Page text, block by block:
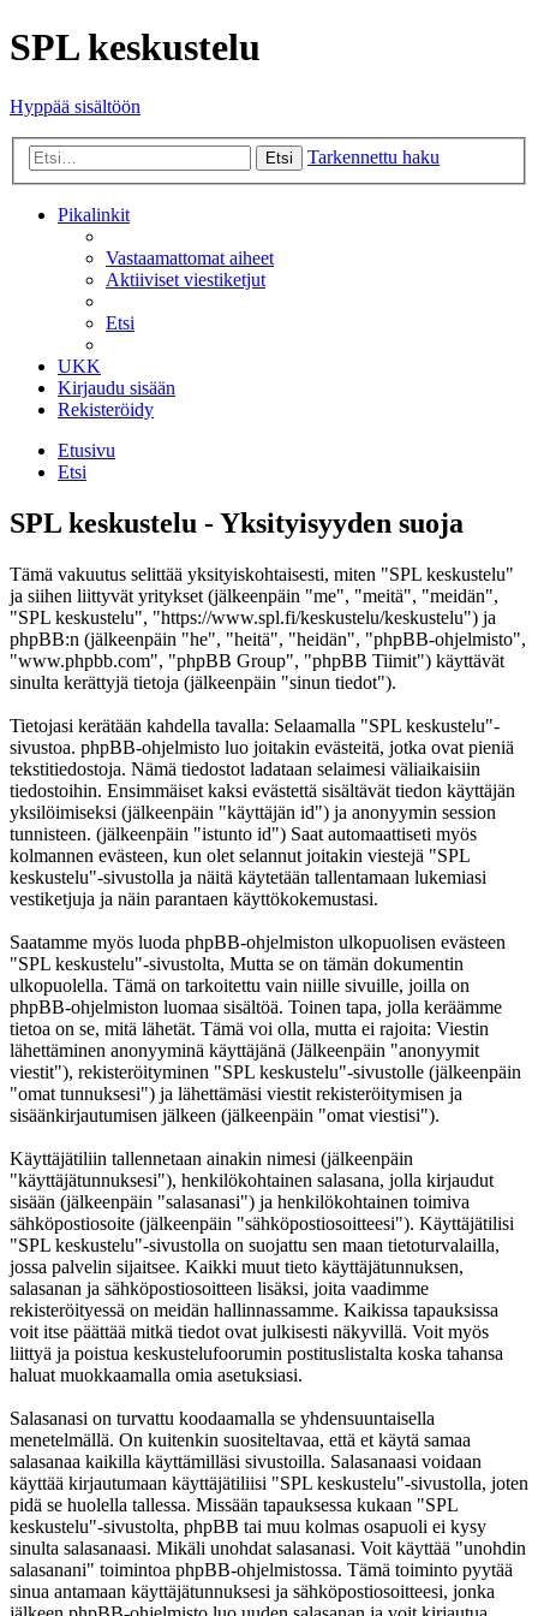
SPL keskustelu
Hyppää sisältöön
Etsi Tarkennettu haku
Pikalinkit
Vastaamattomat aiheet
Aktiiviset viestiketjut
Etsi
UKK
Kirjaudu sisään
Rekisteröidy
Etusivu
Etsi
SPL keskustelu - Yksityisyyden suoja
Tämä vakuutus selittää yksityiskohtaisesti, miten "SPL keskustelu"
ja siihen liittyvät yritykset (jälkeenpäin "me", "meitä", "meidän",
"SPL keskustelu", "https://www.spl.fi/keskustelu/keskustelu") ja
phpBB:n (jälkeenpäin "he", "heitä", "heidän", "phpBB-ohjelmisto",
"www.phpbb.com", "phpBB Group", "phpBB Tiimit") käyttävät
sinulta kerättyjä tietoja (jälkeenpäin "sinun tiedot").
Tietojasi kerätään kahdella tavalla: Selaamalla "SPL keskustelu"-
sivustoa. phpBB-ohjelmisto luo joitakin evästeitä, jotka ovat pieniä
tekstitiedostoja. Nämä tiedostot ladataan selaimesi väliaikaisiin
tiedostoihin. Ensimmäiset kaksi evästettä sisältävät tiedon käyttäjän
yksilöimiseksi (jälkeenpäin "käyttäjän id") ja anonyymin session
tunnisteen. (jälkeenpäin "istunto id") Saat automaattiseti myös
kolmannen evästeen, kun olet selannut joitakin viestejä "SPL
keskustelu"-sivustolla ja näitä käytetään tallentamaan lukemiasi
vestiketjuja ja näin parantaen käyttökokemustasi.
Saatamme myös luoda phpBB-ohjelmiston ulkopuolisen evästeen
"SPL keskustelu"-sivustolta, Mutta se on tämän dokumentin
ulkopuolella. Tämä on tarkoitettu vain niille sivuille, joilla on
phpBB-ohjelmiston luomaa sisältöä. Toinen tapa, jolla keräämme
tietoa on se, mitä lähetät. Tämä voi olla, mutta ei rajoita: Viestin
lähettäminen anonyyminä käyttäjänä (Jälkeenpäin "anonyymit
viestit"), rekisteröityminen "SPL keskustelu"-sivustolle (jälkeenpäin
"omat tunnuksesi") ja lähettämäsi viestit rekisteröitymisen ja
sisäänkirjautumisen jälkeen (jälkeenpäin "omat viestisi").
Käyttäjätiliin tallennetaan ainakin nimesi (jälkeenpäin
"käyttäjätunnuksesi"), henkilökohtainen salasana, jolla kirjaudut
sisään (jälkeenpäin "salasanasi") ja henkilökohtainen toimiva
sähköpostiosoite (jälkeenpäin "sähköpostiosoitteesi"). Käyttäjätilisi
"SPL keskustelu"-sivustolla on suojattu sen maan tietoturvalailla,
jossa palvelin sijaitsee. Kaikki muut tieto käyttäjätunnuksen,
salasanan ja sähköpostiosoitteen lisäksi, joita vaadimme
rekisteröityessä on meidän hallinnassamme. Kaikissa tapauksissa
voit itse päättää mitkä tiedot ovat julkisesti näkyvillä. Voit myös
liittyä ja poistua keskustelufoorumin postituslistalta koska tahansa
haluat muokkaamalla omia asetuksiasi.
Salasanasi on turvattu koodaamalla se yhdensuuntaisella
menetelmällä. On kuitenkin suositeltavaa, että et käytä samaa
salasanaa kaikilla käyttämilläsi sivustoilla. Salasanaasi voidaan
käyttää kirjautumaan käyttäjätiliisi "SPL keskustelu"-sivustolla, joten
pidä se huolella tallessa. Missään tapauksessa kukaan "SPL
keskustelu"-sivustolta, phpBB tai muu kolmas osapuoli ei kysy
sinulta salasanaasi. Mikäli unohdat salasanasi. Voit käyttää "unohdin
salasanani" toimintoa phpBB-ohjelmistossa. Tämä toiminto pyytää
sinua antamaan käyttäjätunnuksesi ja sähköpostiosoitteesi, jonka